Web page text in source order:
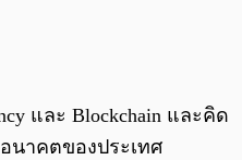
และ Blockchain และคิด
นาคตของประเทศ